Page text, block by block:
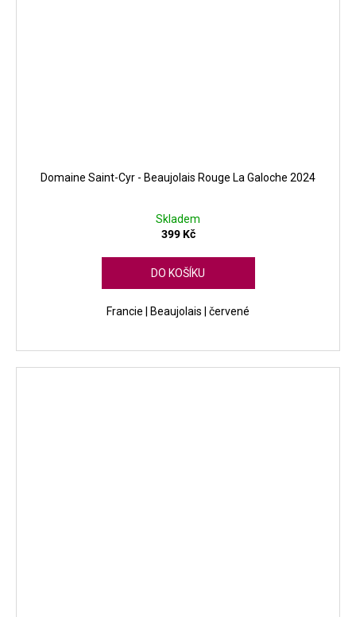
Domaine Saint-Cyr - Beaujolais Rouge La Galoche 2024
Skladem
399 Kč
DO KOŠÍKU
Francie | Beaujolais | červené